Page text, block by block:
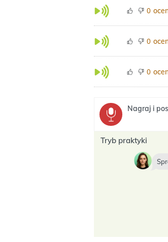
0
0
0
Nagraj i
Tryb praktyki